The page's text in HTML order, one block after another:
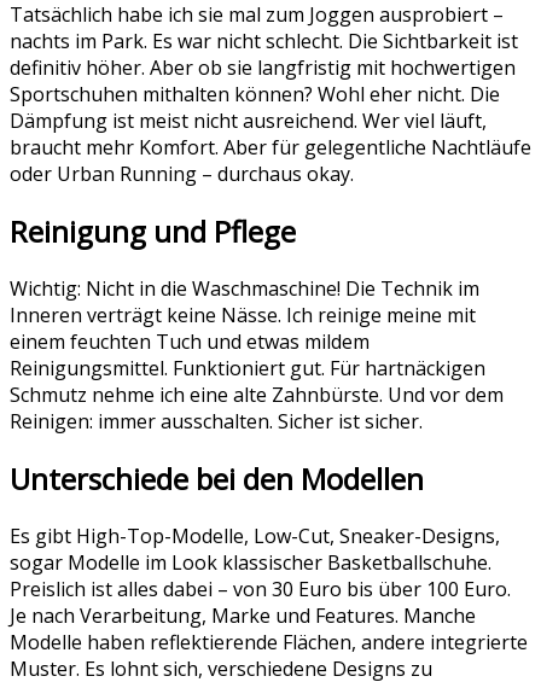
Tatsächlich habe ich sie mal zum Joggen ausprobiert –
nachts im Park. Es war nicht schlecht. Die Sichtbarkeit ist
definitiv höher. Aber ob sie langfristig mit hochwertigen
Sportschuhen mithalten können? Wohl eher nicht. Die
Dämpfung ist meist nicht ausreichend. Wer viel läuft,
braucht mehr Komfort. Aber für gelegentliche Nachtläufe
oder Urban Running – durchaus okay.
Reinigung und Pflege
Wichtig: Nicht in die Waschmaschine! Die Technik im
Inneren verträgt keine Nässe. Ich reinige meine mit
einem feuchten Tuch und etwas mildem
Reinigungsmittel. Funktioniert gut. Für hartnäckigen
Schmutz nehme ich eine alte Zahnbürste. Und vor dem
Reinigen: immer ausschalten. Sicher ist sicher.
Unterschiede bei den Modellen
Es gibt High-Top-Modelle, Low-Cut, Sneaker-Designs,
sogar Modelle im Look klassischer Basketballschuhe.
Preislich ist alles dabei – von 30 Euro bis über 100 Euro.
Je nach Verarbeitung, Marke und Features. Manche
Modelle haben reflektierende Flächen, andere integrierte
Muster. Es lohnt sich, verschiedene Designs zu